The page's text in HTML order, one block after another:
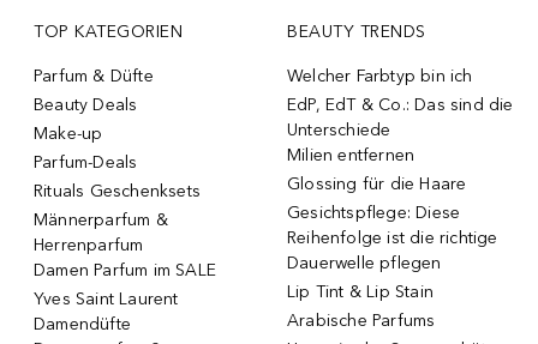
TOP KATEGORIEN
Parfum & Düfte
Beauty Deals
Make-up
Parfum-Deals
Rituals Geschenksets
Männerparfum &
Herrenparfum
Damen Parfum im SALE
Yves Saint Laurent
Damendüfte
BEAUTY TRENDS
Welcher Farbtyp bin ich
EdP, EdT & Co.: Das sind die
Unterschiede
Milien entfernen
Glossing für die Haare
Gesichtspflege: Diese
Reihenfolge ist die richtige
Dauerwelle pflegen
Lip Tint & Lip Stain
Arabische Parfums